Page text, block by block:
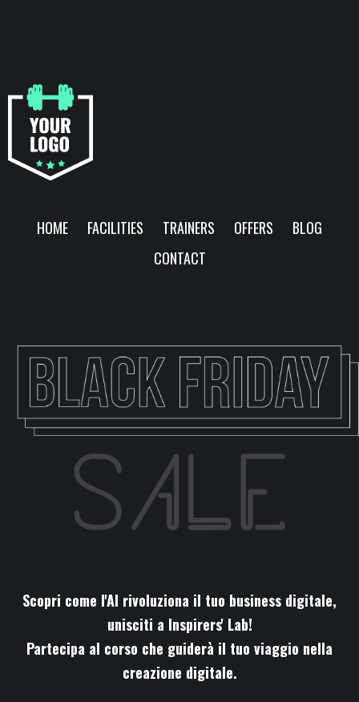
HOME FACILITIES TRAINERS OFFERS
BLOG
CONTACT
Scopri come l'AI rivoluziona il tuo business digitale,
unisciti a Inspirers' Lab!
Partecipa al corso che guiderà il tuo viaggio nella
creazione digitale.